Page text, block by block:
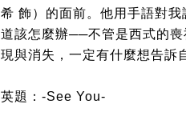
希 飾）的面前。他用手語對
道該怎麼辦──不管是西式的
現與消失，一定有什麼想告訴
英題：-See You-